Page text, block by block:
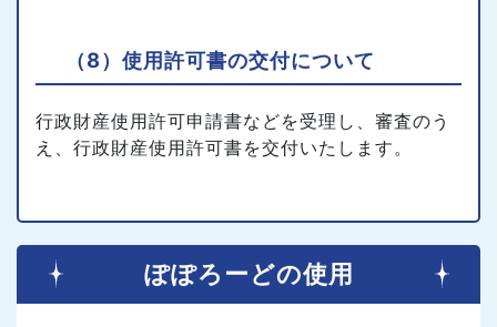
（8）使用許可書の交付について
行政財産使用許可申請書などを受理し、審査のう
え、行政財産使用許可書を交付いたします。
ぽぽろーどの使用